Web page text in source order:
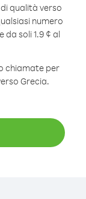
qualità verso
numero
da soli 1.9 ¢ al
chiamate per
Grecia.